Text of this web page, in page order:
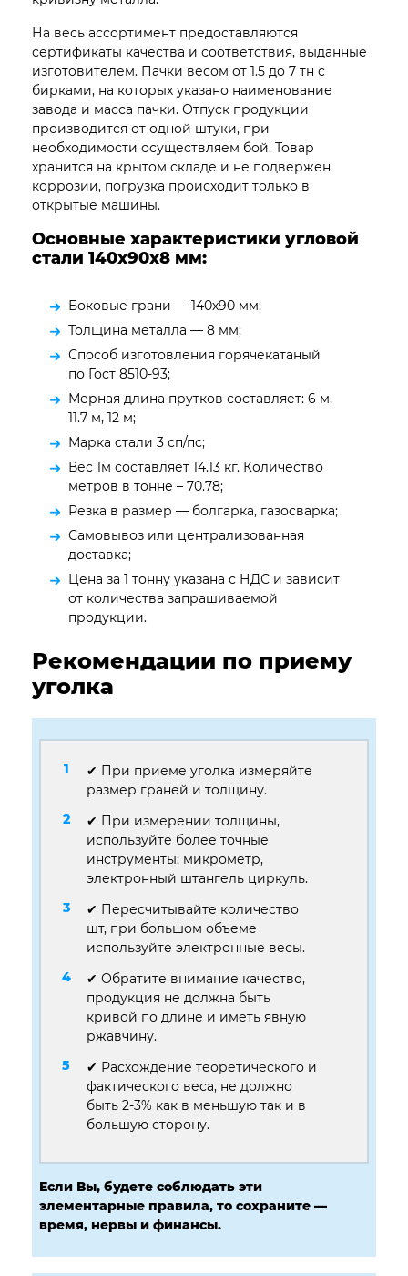
На весь ассортимент предоставляются
сертификаты качества и соответствия, выданные
изготовителем. Пачки весом от 1.5 до 7 тн с
бирками, на которых указано наименование
завода и масса пачки. Отпуск продукции
производится от одной штуки, при
необходимости осуществляем бой. Товар
хранится на крытом складе и не подвержен
коррозии, погрузка происходит только в
открытые машины.
Основные характеристики угловой
стали 140х90х8 мм:
Боковые грани — 140х90 мм;
Толщина металла — 8 мм;
Способ изготовления горячекатаный
по Гост 8510-93;
Мерная длина прутков составляет: 6 м,
11.7 м, 12 м;
Марка стали 3 сп/пс;
Вес 1м составляет 14.13 кг. Количество
метров в тонне – 70.78;
Резка в размер — болгарка, газосварка;
Самовывоз или централизованная
доставка;
Цена за 1 тонну указана с НДС и зависит
от количества запрашиваемой
продукции.
Рекомендации по приему
уголка
✔ При приеме уголка измеряйте
размер граней и толщину.
✔ При измерении толщины,
используйте более точные
инструменты: микрометр,
электронный штангель циркуль.
✔ Пересчитывайте количество
шт, при большом объеме
используйте электронные весы.
✔ Обратите внимание качество,
продукция не должна быть
кривой по длине и иметь явную
ржавчину.
✔ Расхождение теоретического и
фактического веса, не должно
быть 2-3% как в меньшую так и в
большую сторону.
Если Вы, будете соблюдать эти
элементарные правила, то сохраните —
время, нервы и финансы.